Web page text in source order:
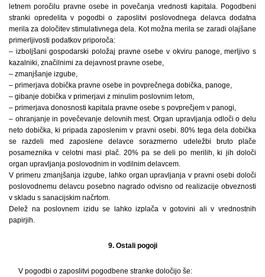
letnem poročilu pravne osebe in povečanja vrednosti kapitala. Pogodbeni
stranki opredelita v pogodbi o zaposlitvi poslovodnega delavca dodatna
merila za določitev stimulativnega dela. Kot možna merila se zaradi olajšane
primerljivosti podatkov priporoča:
– izboljšani gospodarski položaj pravne osebe v okviru panoge, merljivo s
kazalniki, značilnimi za dejavnost pravne osebe,
– zmanjšanje izgube,
– primerjava dobička pravne osebe in povprečnega dobička, panoge,
– gibanje dobička v primerjavi z minulim poslovnim letom,
– primerjava donosnosti kapitala pravne osebe s povprečjem v panogi,
– ohranjanje in povečevanje delovnih mest. Organ upravljanja odloči o delu
neto dobička, ki pripada zaposlenim v pravni osebi. 80% tega dela dobička
se razdeli med zaposlene delavce sorazmerno udeležbi bruto plače
posameznika v celotni masi plač. 20% pa se deli po merilih, ki jih določi
organ upravljanja poslovodnim in vodilnim delavcem.
V primeru zmanjšanja izgube, lahko organ upravljanja v pravni osebi določi
poslovodnemu delavcu posebno nagrado odvisno od realizacije obveznosti
v skladu s sanacijskim načrtom.
Delež na poslovnem izidu se lahko izplača v gotovini ali v vrednostnih
papirjih.
9. Ostali pogoji
V pogodbi o zaposlitvi pogodbene stranke določijo še: